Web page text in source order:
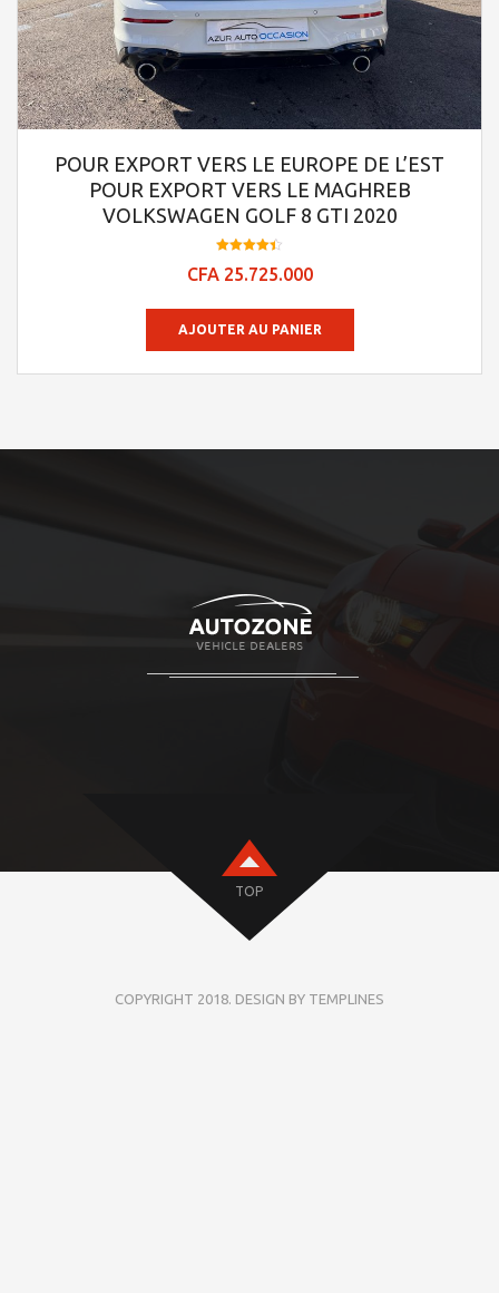
POUR EXPORT VERS LE EUROPE DE L’EST
POUR EXPORT VERS LE MAGHREB
VOLKSWAGEN GOLF 8 GTI 2020
4.41
CFA25.725.000
AJOUTER AU PANIER
TOP
COPYRIGHT 2018. DESIGN BY TEMPLINES